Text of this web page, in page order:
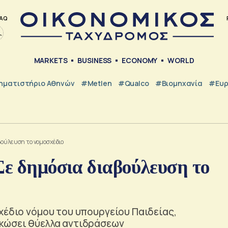
MARKETS BUSINESS ECONOMY WORLD
Αθηνών #metlen #Qualco #Βιομηχανία
το νομοσχέδιο
δημόσια διαβούλευση το
νόμου του υπουργείου Παιδείας,
θύελλα αντιδράσεων